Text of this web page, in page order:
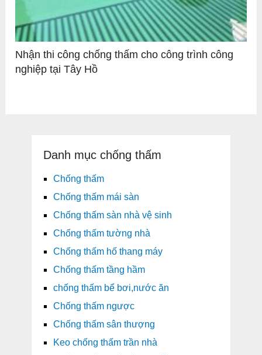
Nhận thi công chống thấm cho công trình công
nghiệp tại Tây Hồ
Danh mục chống thấm
Chống thấm
Chống thấm mái sàn
Chống thấm sàn nhà vệ sinh
Chống thấm tường nhà
Chống thấm hố thang máy
Chống thấm tầng hầm
chống thấm bể bơi,nước ăn
Chống thấm ngược
Chống thấm sân thượng
Keo chống thấm trần nhà